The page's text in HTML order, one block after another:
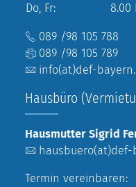
Do, Fr:
8.00
089 /98 105 788
089 /98 105 789
info(at)def-
Hausbüro
Hausmutter Sigrid
hausbuero(at)def-
Termin vereinbaren: